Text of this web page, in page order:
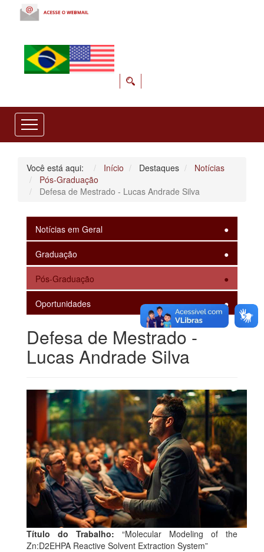
Você está aqui: Início Destaques
Notícias
Pós-Graduação
Defesa de Mestrado - Lucas Andrade Silva
Notícias em Geral
Graduação
Pós-Graduação
Oportunidades
Defesa de Mestrado -
Lucas Andrade Silva
Título do Trabalho: “Molecular Modeling of the
Zn:D2EHPA Reactive Solvent Extraction System”